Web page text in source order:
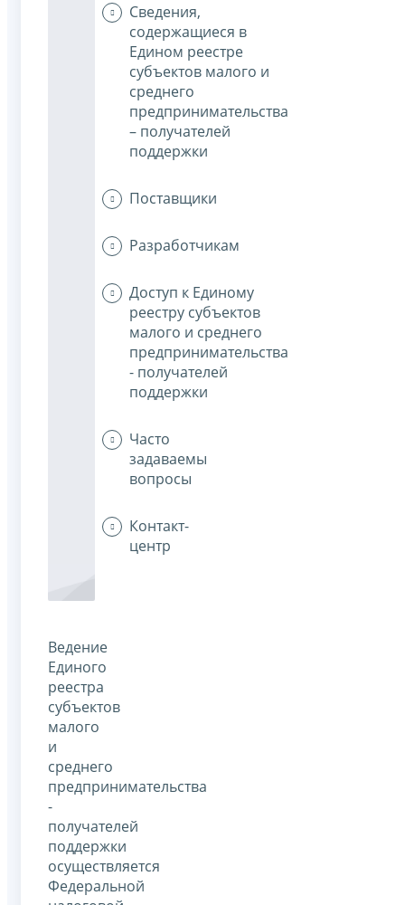
Сведения,
содержащиеся в
Едином реестре
субъектов малого и
среднего
предпринимательства
– получателей
поддержки
Поставщики
Разработчикам
Доступ к Единому
реестру субъектов
малого и среднего
предпринимательства
- получателей
поддержки
Часто
задаваемы
вопросы
Контакт-
центр
Ведение
Единого
реестра
субъектов
малого
и
среднего
предпринимательства
-
получателей
поддержки
осуществляется
Федеральной